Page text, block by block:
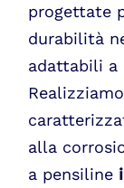
progettate
durabilità
adattabili a
alla
a pensiline